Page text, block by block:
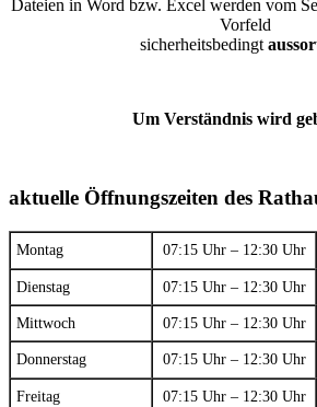
Dateien in Word bzw. Excel werden vom
Vorfeld
sicherheitsbedingt
Um Verständnis wird
aktuelle Öffnungszeiten des
Montag 07:15 Uhr – 12:30 Uhr
Dienstag 07:15 Uhr – 12:30 Uhr
Mittwoch 07:15 Uhr – 12:30 Uhr
Donnerstag 07:15 Uhr – 12:30 Uhr
Freitag 07:15 Uhr – 12:30 Uhr